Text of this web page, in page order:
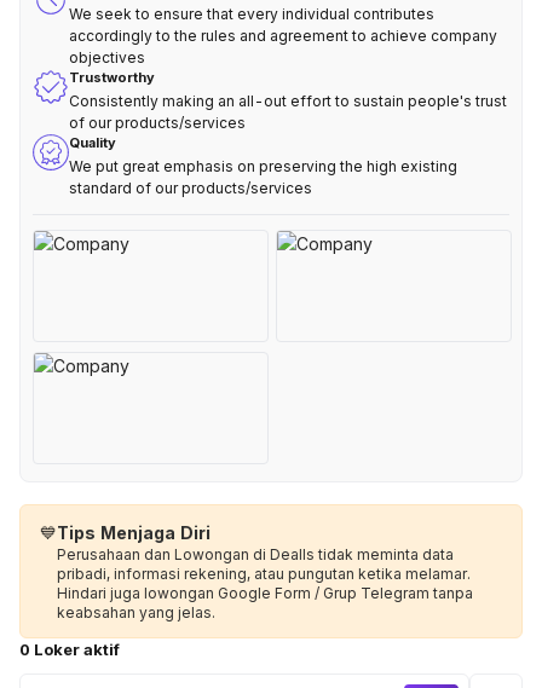
We seek to ensure that every individual contributes
accordingly to the rules and agreement to achieve company
objectives
Trustworthy
Consistently making an all-out effort to sustain people's trust
of our products/services
Quality
We put great emphasis on preserving the high existing
standard of our products/services
💙Tips Menjaga Diri
Perusahaan dan Lowongan di Dealls tidak meminta data
pribadi, informasi rekening, atau pungutan ketika melamar.
Hindari juga lowongan Google Form / Grup Telegram tanpa
keabsahan yang jelas.
0 Loker aktif